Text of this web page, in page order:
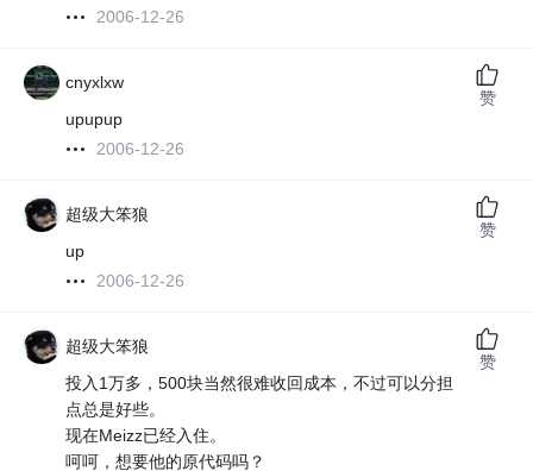
2006-12-26
cnyxlxw
upupup
2006-12-26
赞
超级大笨狼
up
2006-12-26
赞
超级大笨狼
投入1万多，500块当然很难收回成本，不过可以分担
点总是好些。
现在Meizz已经入住。
呵呵，想要他的原代码吗？
赞